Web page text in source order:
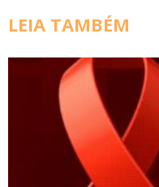
LEIA TAMBÉM